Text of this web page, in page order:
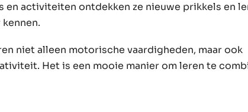
activiteiten ontdekken ze nieuwe prikkels en
niet alleen motorische vaardigheden, maar ook
Het is een mooie manier om leren te